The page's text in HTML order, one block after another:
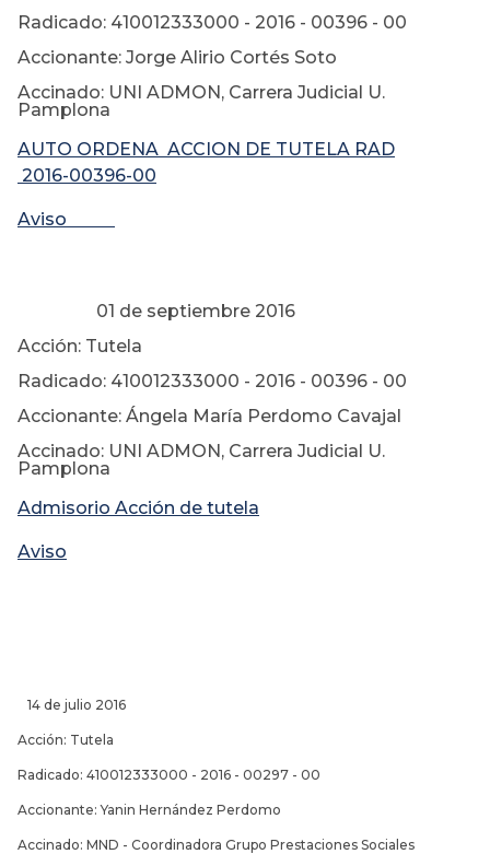
Radicado: 410012333000 - 2016 - 00396 - 00
Accionante: Jorge Alirio Cortés Soto
Accinado: UNI ADMON, Carrera Judicial U.
Pamplona
AUTO ORDENA ACCION DE TUTELA RAD
2016-00396-00
Aviso
01 de septiembre 2016
Acción: Tutela
Radicado: 410012333000 - 2016 - 00396 - 00
Accionante: Ángela María Perdomo Cavajal
Accinado: UNI ADMON, Carrera Judicial U.
Pamplona
Admisorio Acción de tutela
Aviso
14 de julio 2016
Acción: Tutela
Radicado: 410012333000 - 2016 - 00297 - 00
Accionante: Yanin Hernández Perdomo
Accinado: MND - Coordinadora Grupo Prestaciones Sociales